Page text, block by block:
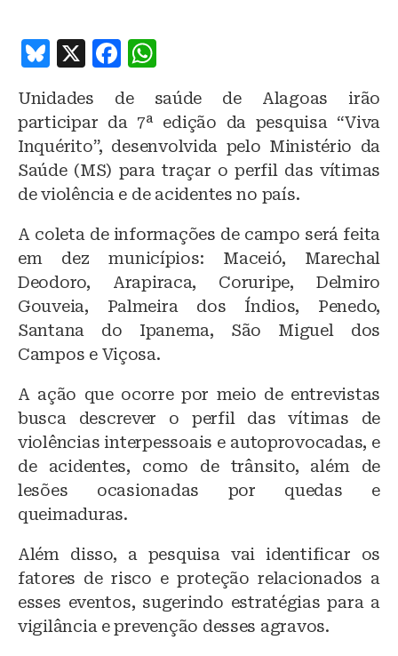
B
e
s
k
y
X
F
c
e
b
o
o
k
at
s
A
p
p
Unidades de saúde de Alagoas irão
participar da 7ª edição da pesquisa “Viva
Inquérito”, desenvolvida pelo Ministério da
Saúde (MS) para traçar o perfil das vítimas
de violência e de acidentes no país.
A coleta de informações de campo será feita
em dez municípios: Maceió, Marechal
Deodoro, Arapiraca, Coruripe, Delmiro
Gouveia, Palmeira dos Índios, Penedo,
Santana do Ipanema, São Miguel dos
Campos e Viçosa.
A ação que ocorre por meio de entrevistas
busca descrever o perfil das vítimas de
violências interpessoais e autoprovocadas, e
de acidentes, como de trânsito, além de
lesões ocasionadas por quedas e
queimaduras.
Além disso, a pesquisa vai identificar os
fatores de risco e proteção relacionados a
esses eventos, sugerindo estratégias para a
vigilância e prevenção desses agravos.